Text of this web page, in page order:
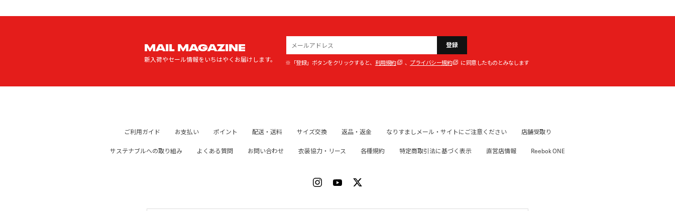
MAIL MAGAZINE
新入荷やセール情報をいちはやくお届けします。
登録
※「登録」ボタンをクリックすると、 利用規約 、 プライバシー規約 に同意したものとみなします
ご利用ガイド お支払い ポイント 配送・送料 サイズ交換 返品・返金 なりすましメール・サイトにご注意ください 店舗受取り
サステナブルへの取り組み よくある質問 お問い合わせ 衣装協力・リース 各種規約 特定商取引法に基づく表示 直営店情報 Reebok ONE